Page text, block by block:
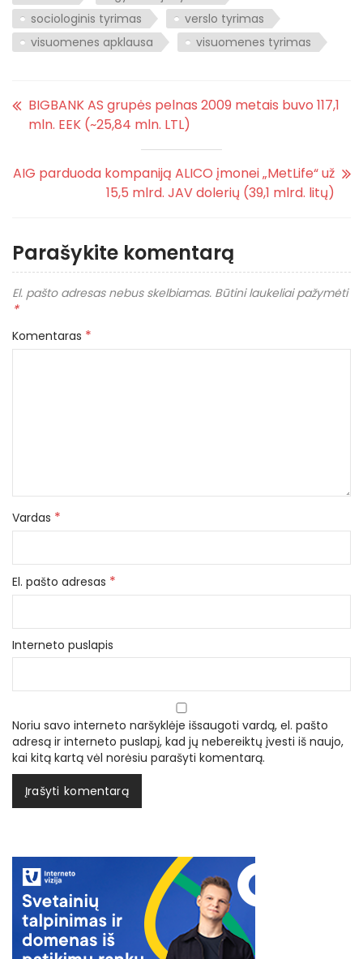
sociologinis tyrimas
verslo tyrimas
visuomenes apklausa
visuomenes tyrimas
BIGBANK AS grupės pelnas 2009 metais buvo 117,1
mln. EEK (~25,84 mln. LTL)
AIG parduoda kompaniją ALICO įmonei „MetLife“ už
15,5 mlrd. JAV dolerių (39,1 mlrd. litų)
Parašykite komentarą
El. pašto adresas nebus skelbiamas. Būtini laukeliai pažymėti
*
Komentaras *
Vardas *
El. pašto adresas *
Interneto puslapis
Noriu savo interneto naršyklėje išsaugoti vardą, el. pašto
adresą ir interneto puslapį, kad jų nebereiktų įvesti iš naujo,
kai kitą kartą vėl norėsiu parašyti komentarą.